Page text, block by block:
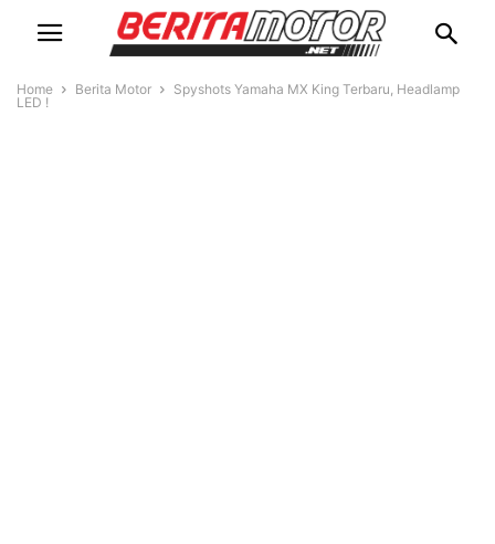
Home Berita Motor
Spyshots Yamaha MX King Terbaru, Headlamp
LED !